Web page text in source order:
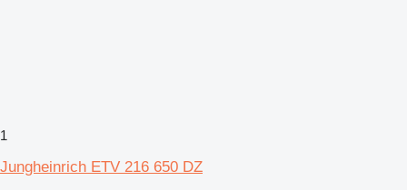
1
Jungheinrich ETV 216 650 DZ